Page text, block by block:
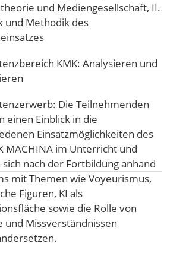
und Mediengesellschaft, II.
und Methodik des
KMK: Analysieren und
Die Teilnehmenden
einen Einblick in die
Einsatzmöglichkeiten des
MACHINA im Unterricht und
nach der Fortbildung anhand
mit Themen wie Voyeurismus,
Figuren, KI als
sowie die Rolle von
und Missverständnissen